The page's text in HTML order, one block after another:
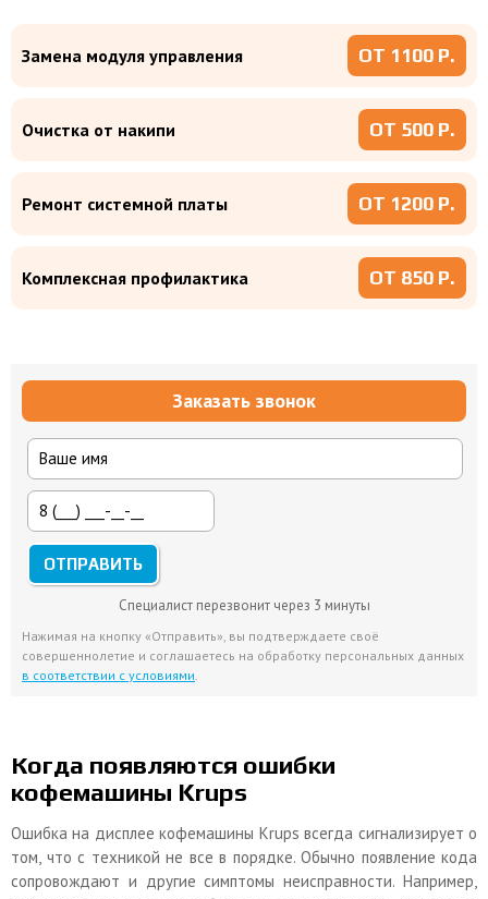
Замена модуля управления ОТ 1100 Р.
Очистка от накипи ОТ 500 Р.
Ремонт системной платы ОТ 1200 Р.
Комплексная профилактика ОТ 850 Р.
Заказать звонок
Специалист перезвонит через 3 минуты
Нажимая на кнопку «Отправить», вы подтверждаете своё
совершеннолетие и соглашаетесь на обработку персональных данных
в соответствии с условиями.
Когда появляются ошибки
кофемашины Krups
Ошибка на дисплее кофемашины Krups всегда сигнализирует о
том, что с техникой не все в порядке. Обычно появление кода
сопровождают и другие симптомы неисправности. Например,